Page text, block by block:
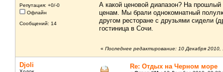
Репутация: +0/-0
Офлайн
Сообщений: 14
А какой ценовой диапазон? На
ценам. Мы брали однокомнатный
другом ресторане с друзьями сидели
гостиница в Сочи.
« Последнее редактирование: 10 Декабря 2010,
Djoli Re: Отдых на Черном море